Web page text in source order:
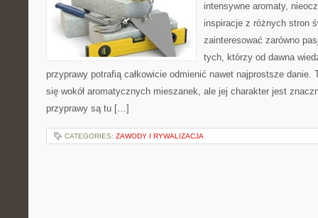
intensywne aromaty,
inspiracje z różnych stron
zainteresować zarówno
tych, którzy od dawna
przyprawy potrafią całkowicie odmienić nawet najprostsze danie.
się wokół aromatycznych mieszanek, ale jej charakter jest
przyprawy są tu […]
CATEGORIES: ZAWODY I RYWALIZACJA